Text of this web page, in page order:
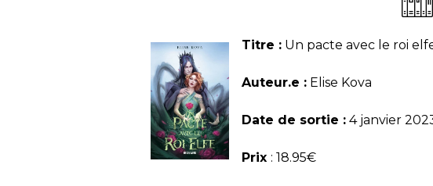
Titre : Un pacte avec le roi
Auteur.e : Elise Kova
Date de sortie : 4 janvier
Prix : 18.95€